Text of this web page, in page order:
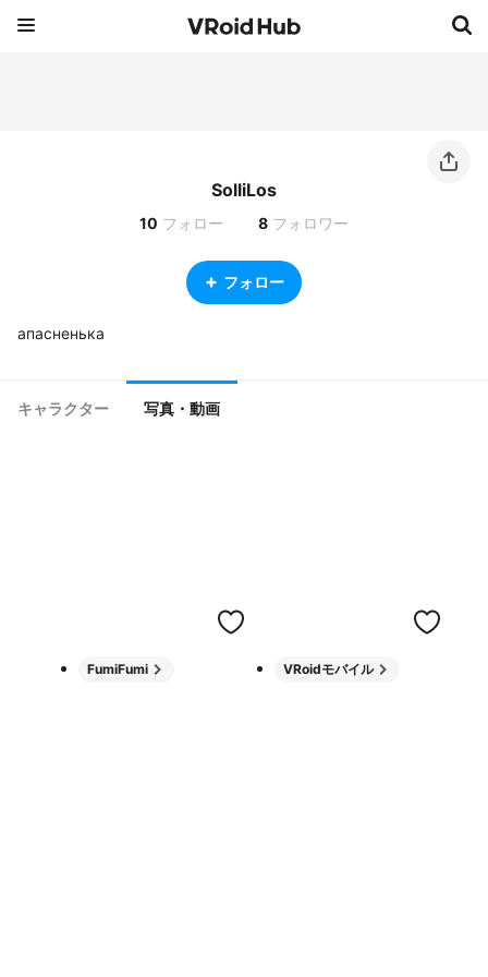
SolliLos
10 フォロー 8 フォロワー
フォロー
апасненька
キャラクター 写真・動画
FumiFumi VRoidモバイル